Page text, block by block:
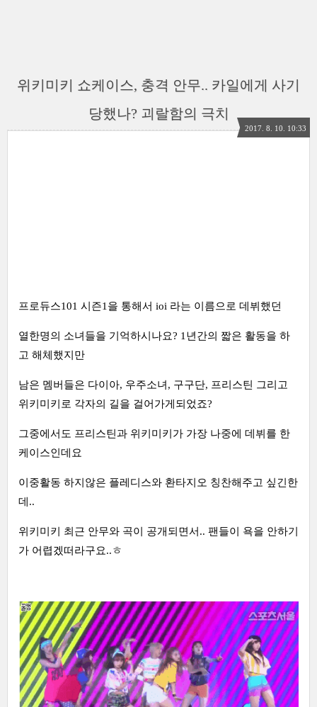
위키미키 쇼케이스, 충격 안무.. 카일에게 사기
당했나? 괴랄함의 극치
2017. 8. 10. 10:33
프로듀스101 시즌1을 통해서 ioi 라는 이름으로 데뷔했던
열한명의 소녀들을 기억하시나요? 1년간의 짧은 활동을 하
고 해체했지만
남은 멤버들은 다이아, 우주소녀, 구구단, 프리스틴 그리고
위키미키로 각자의 길을 걸어가게되었죠?
그중에서도 프리스틴과 위키미키가 가장 나중에 데뷔를 한
케이스인데요
이중활동 하지않은 플레디스와 환타지오 칭찬해주고 싶긴한
데..
위키미키 최근 안무와 곡이 공개되면서.. 팬들이 욕을 안하기
가 어렵겠떠라구요..ㅎ